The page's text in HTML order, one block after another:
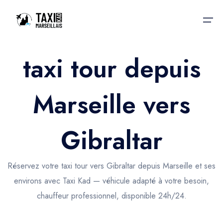
Accueil
Nos services
Nos services
Trajet Gare SNCF
Trajet Port croisière
Trajet Séminaire
Réservation
Actualités & évènements
Contactez-nous
taxi tour depuis
Marseille vers
Gibraltar
Réservez votre taxi tour vers Gibraltar depuis Marseille et ses
environs avec Taxi Kad — véhicule adapté à votre besoin,
chauffeur professionnel, disponible 24h/24.